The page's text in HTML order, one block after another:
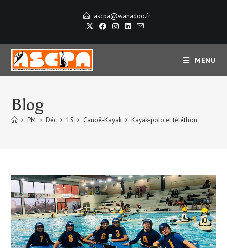
ascpa@wanadoo.fr
MENU
Blog
> PM > Déc > 15 > Canoë-Kayak > Kayak-polo et téléthon